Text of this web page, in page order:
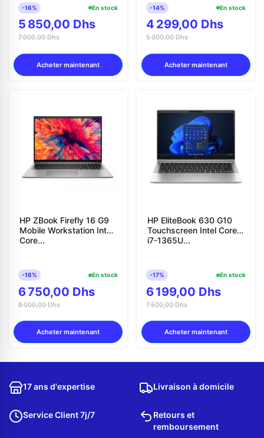
-16% En stock
5 850,00 Dhs
7 000,00 Dhs
Acheter maintenant
-14% En stock
4 299,00 Dhs
5 000,00 Dhs
Acheter maintenant
HP ZBook Firefly 16 G9
Mobile Workstation Intel
Core...
-16% En stock
6 750,00 Dhs
8 000,00 Dhs
Acheter maintenant
HP EliteBook 630 G10
Touchscreen Intel Core
i7-1365U...
-17% En stock
6 199,00 Dhs
7 500,00 Dhs
Acheter maintenant
17 ans d'expertise Livraison à domicile
Service Client 7j/7
Retours et
remboursement